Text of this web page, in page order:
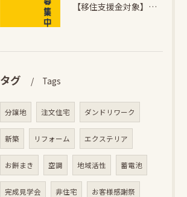
【移住支援金対象】【未経験歓迎】大多喜町で「見えないところも...
タグ Tags
分譲地 注文住宅 ダンドリワーク
新築 リフォーム エクステリア
お餅まき 空調 地域活性 蓄電池
完成見学会 非住宅 お客様感謝祭